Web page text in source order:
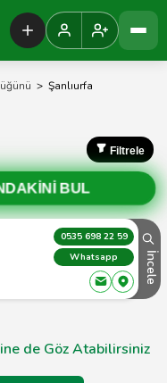
> Şanlıurfa
Filtrele
BUL
0535 698 22 59
Whatsapp
İncele
de Göz Atabilirsiniz